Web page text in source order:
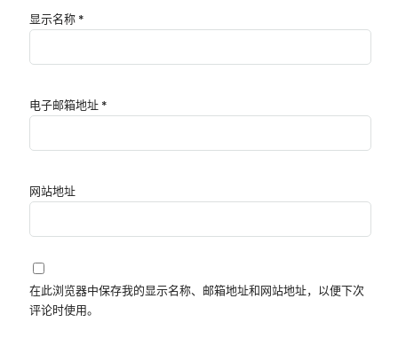
显示名称 *
电子邮箱地址 *
网站地址
在此浏览器中保存我的显示名称、邮箱地址和网站地址，以便下次
评论时使用。